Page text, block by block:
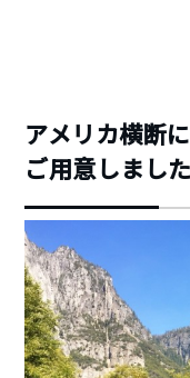
アメリカ横断
ご用意しました